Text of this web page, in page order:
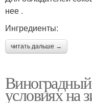
нее .
Ингредиенты:
читать дальше →
условиях на